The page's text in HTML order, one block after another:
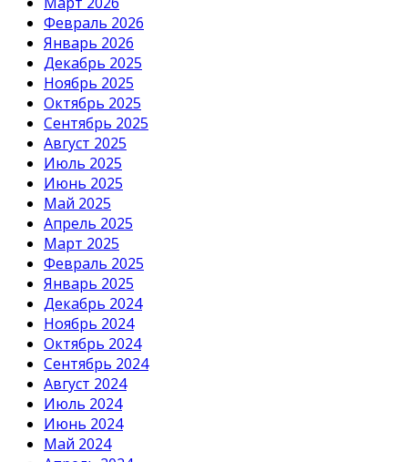
Февраль 2026
Январь 2026
Декабрь 2025
Ноябрь 2025
Октябрь 2025
Сентябрь 2025
Август 2025
Июль 2025
Июнь 2025
Май 2025
Апрель 2025
Март 2025
Февраль 2025
Январь 2025
Декабрь 2024
Ноябрь 2024
Октябрь 2024
Сентябрь 2024
Август 2024
Июль 2024
Июнь 2024
Май 2024